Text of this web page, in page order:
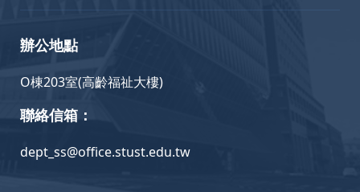
辦公地點
O棟203室(高齡福祉大樓)
聯絡信箱：
dept_ss@office.stust.edu.tw